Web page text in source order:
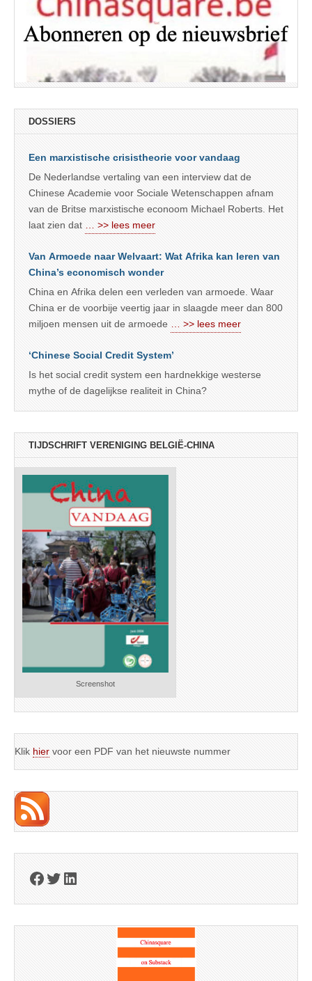
DOSSIERS
Een marxistische crisistheorie voor vandaag
De Nederlandse vertaling van een interview dat de
Chinese Academie voor Sociale Wetenschappen afnam
van de Britse marxistische econoom Michael Roberts. Het
laat zien dat
… >> lees meer
Van Armoede naar Welvaart: Wat Afrika kan leren van
China’s economisch wonder
China en Afrika delen een verleden van armoede. Waar
China er de voorbije veertig jaar in slaagde meer dan 800
miljoen mensen uit de armoede
… >> lees meer
‘Chinese Social Credit System’
Is het social credit system een hardnekkige westerse
mythe of de dagelijkse realiteit in China?
TIJDSCHRIFT VERENIGING BELGIË-CHINA
Screenshot
Klik hier voor een PDF van het nieuwste nummer
Facebook
Twitter
LinkedIn